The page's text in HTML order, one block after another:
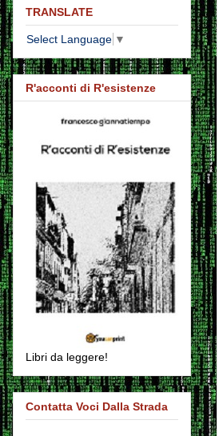
TRANSLATE
Select Language ▼
R'acconti di R'esistenze
Libri da leggere!
Contatta Voci Dalla Strada